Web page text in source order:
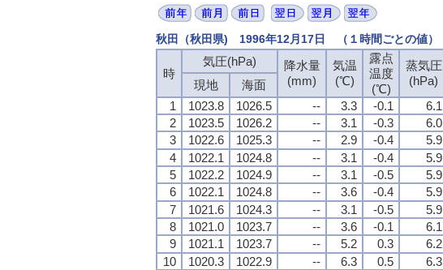
秋田（秋田県) 1996年12月17日 （１時間ごとの値）
時
気圧(hPa)
降水量
(mm)
気温
(℃)
露点
温度
(℃)
蒸気圧
(hPa)
現地 海面
1
1023.8 1026.5 -- 3.3 -0.1 6.1
2
1023.5 1026.2 -- 3.1 -0.3 6.0
3
1022.6 1025.3 -- 2.9 -0.4 5.9
4
1022.1 1024.8 -- 3.1 -0.4 5.9
5
1022.2 1024.9 -- 3.1 -0.5 5.9
6
1022.1 1024.8 -- 3.6 -0.4 5.9
7
1021.6 1024.3 -- 3.1 -0.5 5.9
8
1021.0 1023.7 -- 3.6 -0.1 6.1
9
1021.1 1023.7 -- 5.2 0.3 6.2
10
1020.3 1022.9 -- 6.3 0.5 6.3
時
気圧(hPa)
降水量
(mm)
気温
(℃)
露点
温度
(℃)
蒸気圧
(hPa)
現地 海面
1
1023.8 1026.5 -- 3.3 -0.1 6.1
2
1023.5 1026.2 -- 3.1 -0.3 6.0
3
1022.6 1025.3 -- 2.9 -0.4 5.9
4
1022.1 1024.8 -- 3.1 -0.4 5.9
5
1022.2 1024.9 -- 3.1 -0.5 5.9
6
1022.1 1024.8 -- 3.6 -0.4 5.9
7
1021.6 1024.3 -- 3.1 -0.5 5.9
8
1021.0 1023.7 -- 3.6 -0.1 6.1
9
1021.1 1023.7 -- 5.2 0.3 6.2
10
1020.3 1022.9 -- 6.3 0.5 6.3
時
気圧(hPa)
降水量
(mm)
気温
(℃)
露点
温度
(℃)
蒸気圧
(hPa)
現地 海面
1
1023.8 1026.5 -- 3.3 -0.1 6.1
2
1023.5 1026.2 -- 3.1 -0.3 6.0
3
1022.6 1025.3 -- 2.9 -0.4 5.9
4
1022.1 1024.8 -- 3.1 -0.4 5.9
5
1022.2 1024.9 -- 3.1 -0.5 5.9
6
1022.1 1024.8 -- 3.6 -0.4 5.9
7
1021.6 1024.3 -- 3.1 -0.5 5.9
8
1021.0 1023.7 -- 3.6 -0.1 6.1
9
1021.1 1023.7 -- 5.2 0.3 6.2
10
1020.3 1022.9 -- 6.3 0.5 6.3
時
気圧(hPa)
降水量
(mm)
気温
(℃)
露点
温度
(℃)
蒸気圧
(hPa)
現地 海面
1
1023.8 1026.5 -- 3.3 -0.1 6.1
2
1023.5 1026.2 -- 3.1 -0.3 6.0
3
1022.6 1025.3 -- 2.9 -0.4 5.9
4
1022.1 1024.8 -- 3.1 -0.4 5.9
5
1022.2 1024.9 -- 3.1 -0.5 5.9
6
1022.1 1024.8 -- 3.6 -0.4 5.9
7
1021.6 1024.3 -- 3.1 -0.5 5.9
8
1021.0 1023.7 -- 3.6 -0.1 6.1
9
1021.1 1023.7 -- 5.2 0.3 6.2
10
1020.3 1022.9 -- 6.3 0.5 6.3